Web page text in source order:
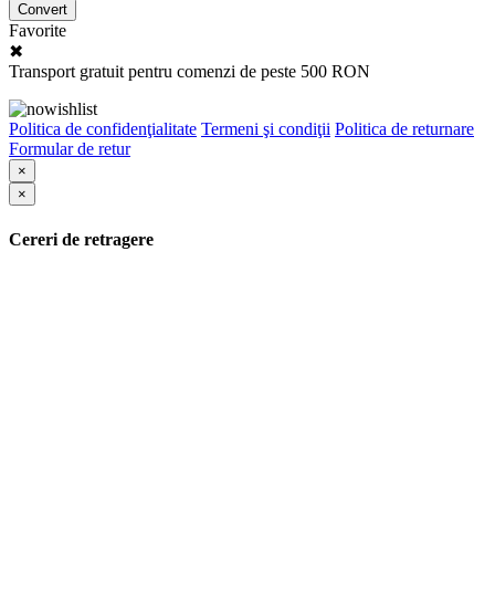
Convert
Favorite
✖
Transport gratuit pentru comenzi de peste 500 RON
Politica de confidenţialitate Termeni şi condiţii Politica de returnare
Formular de retur
×
×
Cereri de retragere